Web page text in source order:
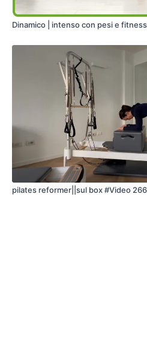
Dinamico | intenso con pesi e
pilates reformer||sul box #Video 266